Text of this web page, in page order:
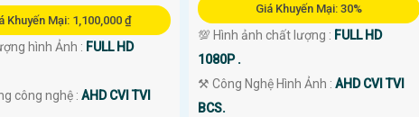
Khuyến Mại: 1,100,000 ₫
hình Ảnh : FULL HD
công nghệ :AHD CVI TVI
Giá Khuyến Mại: 30%
💯 Hình ảnh chất lượng : FULL HD
1080P .
⚒ Công Nghệ Hình Ảnh : AHD CVI TVI
BCS.